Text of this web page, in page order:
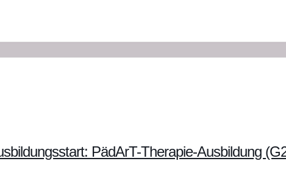
PädArT-Therapie-Ausbildung